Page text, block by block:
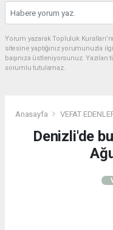
Yorum yazarak Topluluk
sitesine yaptığınız yorumunuzla
başınıza üstleniyorsunuz.
sorumlu tutulamaz.
Anasayfa VEFAT
Denizli'de